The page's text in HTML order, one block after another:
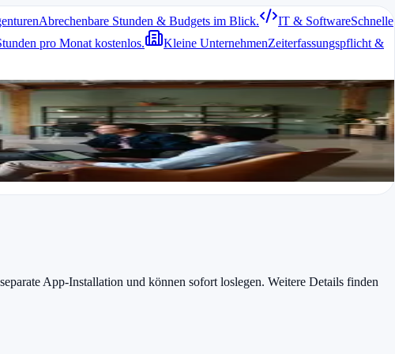
Abrechenbare Stunden & Budgets im Blick. IT & SoftwareSchnelle
pro Monat kostenlos. Kleine UnternehmenZeiterfassungspflicht &
zwischen Smartphone und Desktop.
damit alle Zeiten korrekt zugeordnet werden. Ein weiterer
App-Installation und können sofort loslegen. Weitere Details finden